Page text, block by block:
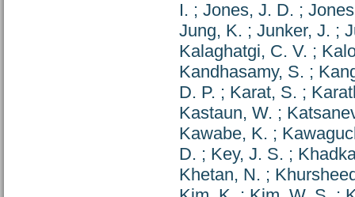
I. ; Jones, J. D. ;
Jung, K. ; Junker, J. ;
Kalaghatgi, C. V. ;
Kandhasamy, S. ;
D. P. ; Karat, S. ;
Kastaun, W. ;
Kawabe, K. ;
D. ; Key, J. S. ;
Khetan, N. ;